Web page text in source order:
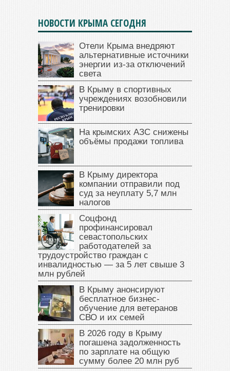
НОВОСТИ КРЫМА СЕГОДНЯ
Отели Крыма внедряют
альтернативные источники
энергии из-за отключений
света
В Крыму в спортивных
учреждениях возобновили
тренировки
На крымских АЗС снижены
объёмы продажи топлива
В Крыму директора
компании отправили под
суд за неуплату 5,7 млн
налогов
Соцфонд
профинансировал
севастопольских
работодателей за
трудоустройство граждан с
инвалидностью — за 5 лет свыше 3
млн рублей
В Крыму анонсируют
бесплатное бизнес-
обучение для ветеранов
СВО и их семей
В 2026 году в Крыму
погашена задолженность
по зарплате на общую
сумму более 20 млн руб